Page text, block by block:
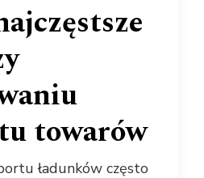
towarów
ładunków często